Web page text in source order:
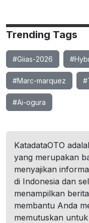
Trending Tags
#Giias-2026
#Marc-marquez
#Ai-ogura
KatadataOTO
yang merupakan
menyajikan
di Indonesia dan
menampilkan
membantu Anda
memutuskan